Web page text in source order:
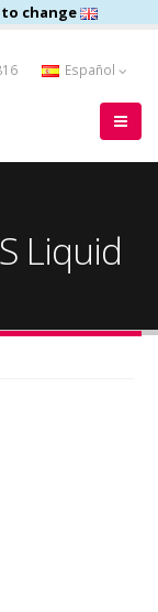
to change
Español
Liquid